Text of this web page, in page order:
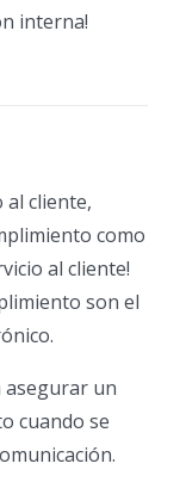
interna!
al cliente,
como
al cliente!
son el
asegurar un
cuando se